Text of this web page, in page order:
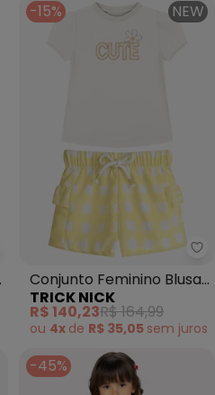
- Conjunto Infantil
-15% NEW
Conjunto Feminino Blusa
com Shorts (Bege)
TRICK NICK
R$ 140,23R$ 164,99
ou 4x de R$ 35,05 sem juros
-45%